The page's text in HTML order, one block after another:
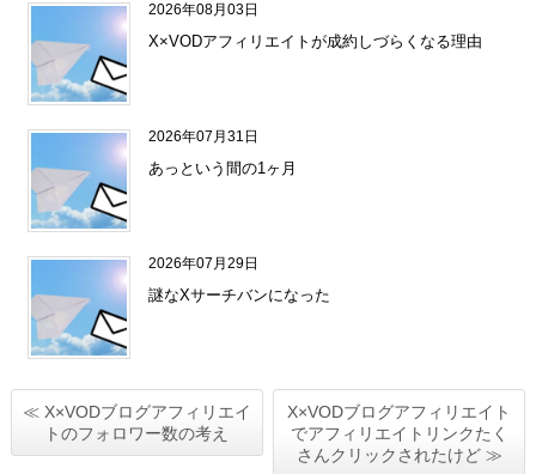
2026年08月03日
X×VODアフィリエイトが成約しづらくなる理由
2026年07月31日
あっという間の1ヶ月
2026年07月29日
謎なXサーチバンになった
≪ X×VODブログアフィリエイ
トのフォロワー数の考え
X×VODブログアフィリエイト
でアフィリエイトリンクたく
さんクリックされたけど ≫